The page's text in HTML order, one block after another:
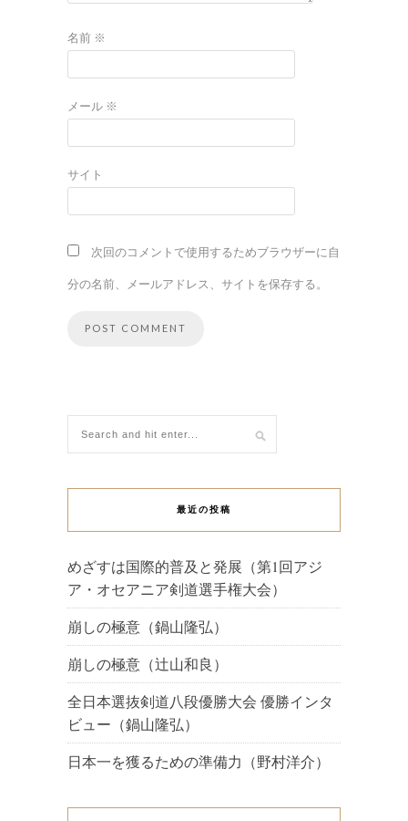
名前 ※
メール ※
サイト
次回のコメントで使用するためブラウザーに自
分の名前、メールアドレス、サイトを保存する。
最近の投稿
めざすは国際的普及と発展（第1回アジ
ア・オセアニア剣道選手権大会）
崩しの極意（鍋山隆弘）
崩しの極意（辻山和良）
全日本選抜剣道八段優勝大会 優勝インタ
ビュー（鍋山隆弘）
日本一を獲るための準備力（野村洋介）